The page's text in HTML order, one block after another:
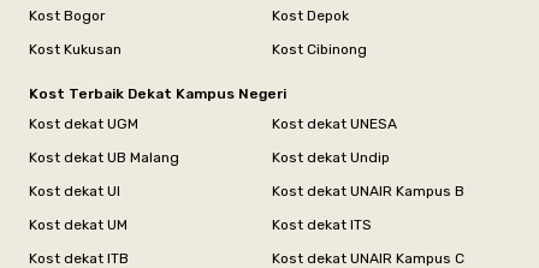
Kost Bogor
Kost Depok
Kost Kukusan
Kost Cibinong
Kost Terbaik Dekat Kampus Negeri
Kost dekat UGM
Kost dekat UNESA
Kost dekat UB Malang
Kost dekat Undip
Kost dekat UI
Kost dekat UNAIR Kampus B
Kost dekat UM
Kost dekat ITS
Kost dekat ITB
Kost dekat UNAIR Kampus C